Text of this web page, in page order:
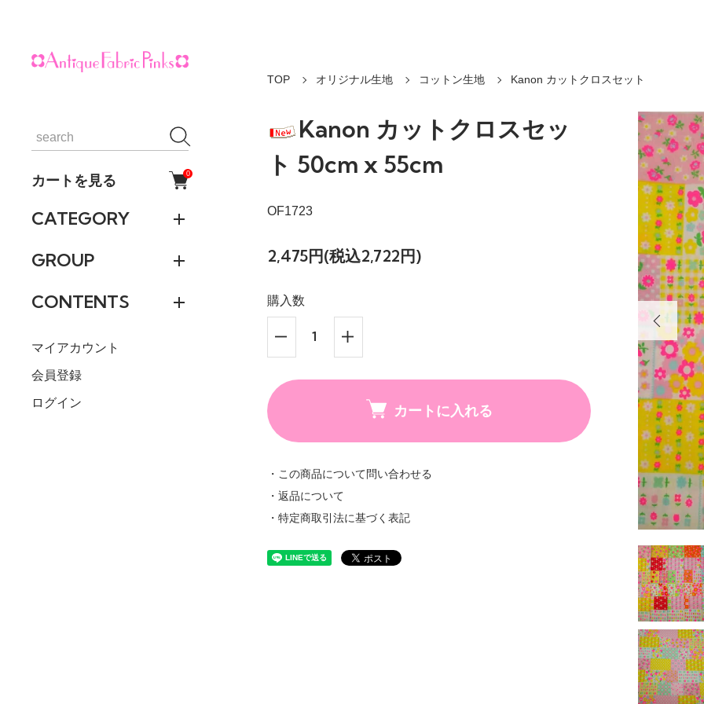
カートを見る 0
CATEGORY
GROUP
CONTENTS
マイアカウント
会員登録
ログイン
TOP オリジナル生地 コットン生地 Kanon カットクロスセット
Kanon カットクロスセッ
ト 50cm x 55cm
OF1723
2,475円(税込2,722円)
購入数
カートに入れる
・この商品について問い合わせる
・返品について
・特定商取引法に基づく表記